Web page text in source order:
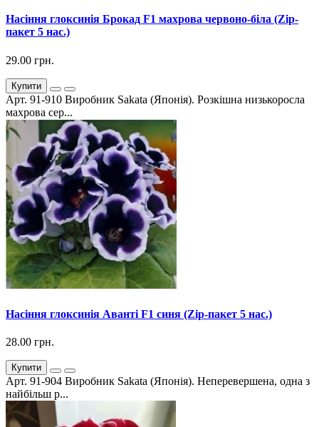
Насіння глоксинія Брокад F1 махрова червоно-біла (Zip-
пакет 5 нас.)
29.00 грн.
Купити
Арт. 91-910 Виробник Sakata (Японія). Розкішна низькоросла
махрова сер...
Насіння глоксинія Аванті F1 синя (Zip-пакет 5 нас.)
28.00 грн.
Купити
Арт. 91-904 Виробник Sakata (Японія). Неперевершена, одна з
найбільш р...